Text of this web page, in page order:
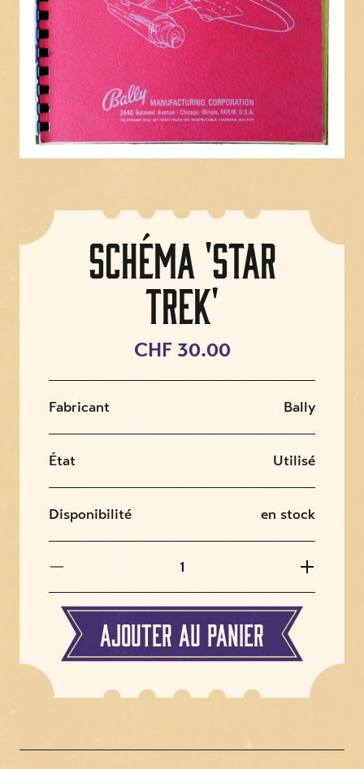
Schéma 'Star
Trek'
CHF 30.00
Fabricant Bally
État Utilisé
Disponibilité en stock
Ajouter au panier